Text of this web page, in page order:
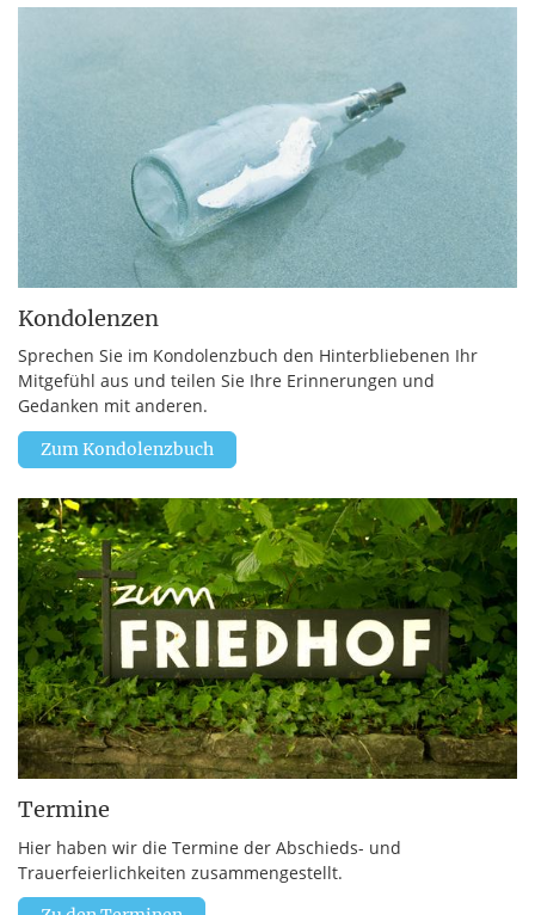
Kondolenzen
Sprechen Sie im Kondolenzbuch den Hinterbliebenen Ihr
Mitgefühl aus und teilen Sie Ihre Erinnerungen und
Gedanken mit anderen.
Zum Kondolenzbuch
Termine
Hier haben wir die Termine der Abschieds- und
Trauerfeierlichkeiten zusammengestellt.